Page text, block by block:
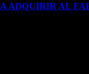
ADQUIRIR AL